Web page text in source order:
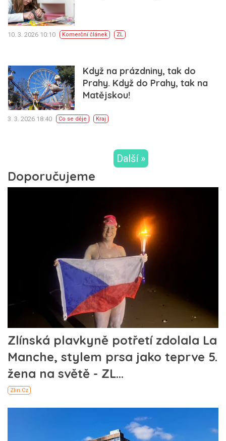
10. 3. 2026 10:10 Komerční článek ZL
Když na prázdniny, tak do
Prahy. Když do Prahy, tak na
Matějskou!
3. 3. 2026 18:40 Co se děje Kraj
Další »